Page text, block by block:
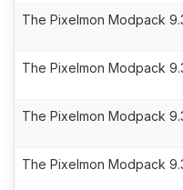
The Pixelmon Modpack
The Pixelmon Modpack
The Pixelmon Modpack
The Pixelmon Modpack